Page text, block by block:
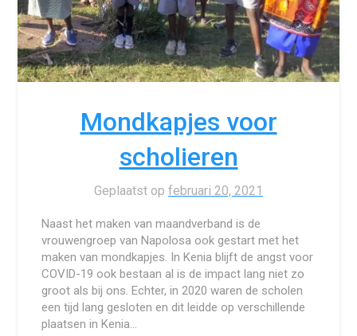
Mondkapjes voor
scholieren
Geplaatst op februari 20, 2021
Naast het maken van maandverband is de
vrouwengroep van Napolosa ook gestart met het
maken van mondkapjes. In Kenia blijft de angst voor
COVID-19 ook bestaan al is de impact lang niet zo
groot als bij ons. Echter, in 2020 waren de scholen
een tijd lang gesloten en dit leidde op verschillende
plaatsen in Kenia…